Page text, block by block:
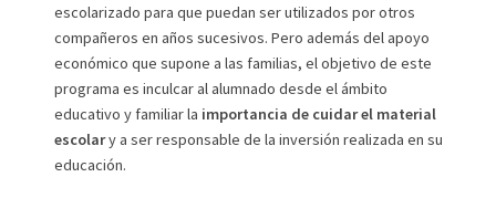
escolarizado para que puedan ser utilizados por otros
compañeros en años sucesivos. Pero además del apoyo
económico que supone a las familias, el objetivo de este
programa es inculcar al alumnado desde el ámbito
educativo y familiar la importancia de cuidar el material
escolary a ser responsable de la inversión realizada en su
educación.